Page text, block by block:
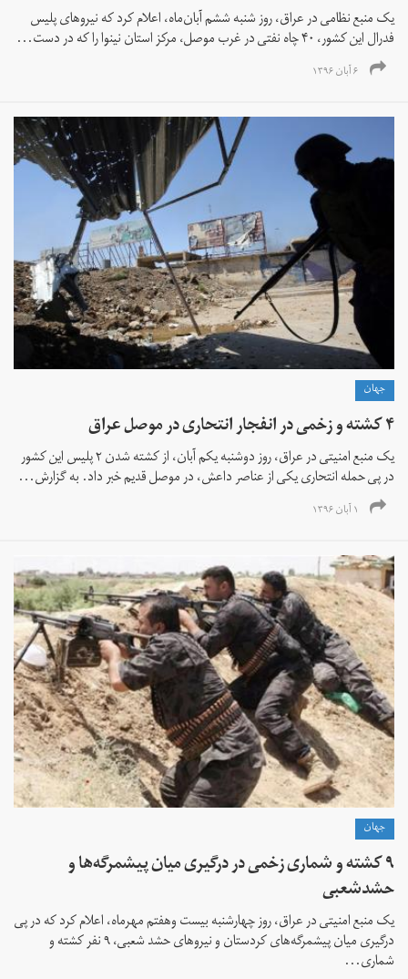
یک منبع نظامی در عراق، روز شنبه ششم آبان‌ماه، اعلام کرد که نیروهای پلیس
فدرال این کشور، ۴۰ چاه نفتی در غرب موصل، مرکز استان نینوا را که در دست...
۶ آبان ۱۳۹۶
جهان
۴ کشته و زخمی در انفجار انتحاری در موصل عراق
یک منبع امنیتی در عراق، روز دوشنبه یکم آبان‌، از کشته شدن ۲ پلیس این کشور
در پی حمله انتحاری یکی از عناصر داعش، در موصل قدیم خبر داد. به گزارش...
۱ آبان ۱۳۹۶
جهان
٩ کشته و شماری زخمی در درگیری میان پیشمرگه‌‌ها و
حشدشعبی
یک منبع امنیتی در عراق، روز چهارشنبه بیست وهفتم مهرماه، اعلام کرد که در پی
درگیری میان پیشمرگه‌های کردستان و نیروهای حشد شعبی، ۹ نفر کشته و
شماری...